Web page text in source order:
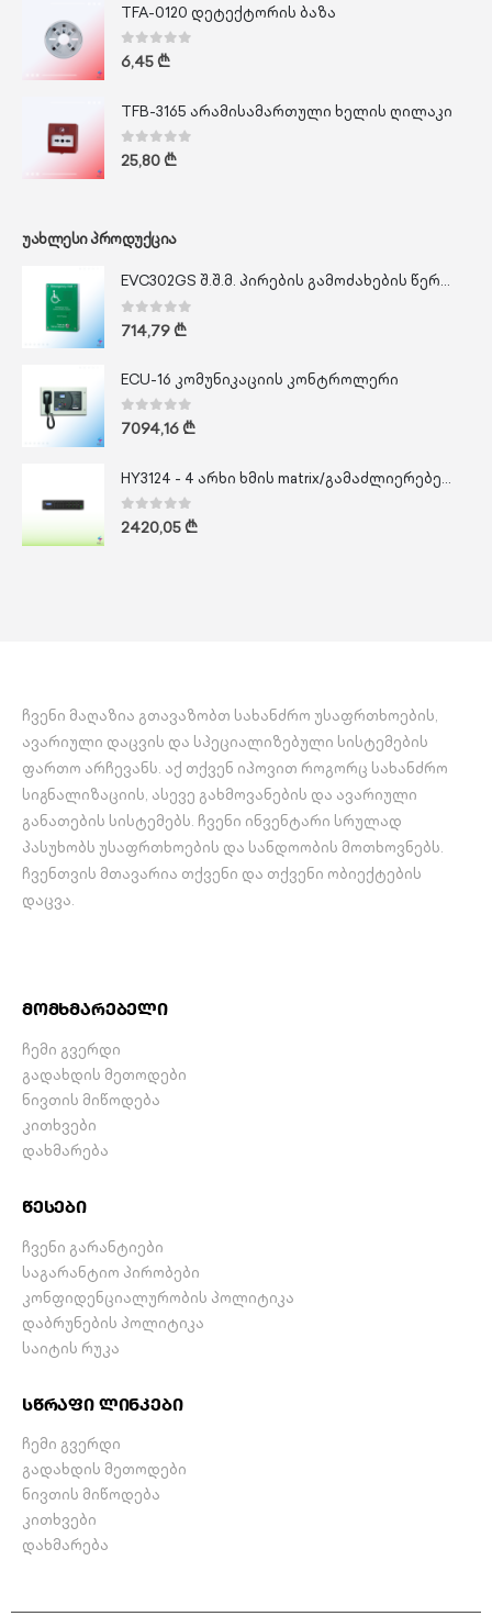
TFA-0120 დეტექტორის ბაზა
0 out of 5
6,45₾
TFB-3165 არამისამართული ხელის ღილაკი
0out of 5
25,80₾
ᲣᲐᲮᲚᲔᲡᲘ ᲞᲠᲝᲓᲣᲥᲪᲘᲐ
EVC302GS შ.შ.მ. პირების გამოძახების წერტილი
0out of 5
714,79₾
ECU-16 კომუნიკაციის კონტროლერი
0out of 5
7094,16₾
HY3124 - 4 არხი ხმის matrix/გამაძლიერებელი 20 VAC
0 out of 5
2420,05₾
ჩვენი მაღაზია გთავაზობთ სახანძრო უსაფრთხოების,
ავარიული დაცვის და სპეციალიზებული სისტემების
ფართო არჩევანს. აქ თქვენ იპოვით როგორც სახანძრო
სიგნალიზაციის, ასევე გახმოვანების და ავარიული
განათების სისტემებს. ჩვენი ინვენტარი სრულად
პასუხობს უსაფრთხოების და სანდოობის მოთხოვნებს.
ჩვენთვის მთავარია თქვენი და თქვენი ობიექტების
დაცვა.
მომხმარებელი
ჩემი გვერდი
გადახდის მეთოდები
ნივთის მიწოდება
კითხვები
დახმარება
წესები
ჩვენი გარანტიები
საგარანტიო პირობები
კონფიდენციალურობის პოლიტიკა
დაბრუნების პოლიტიკა
საიტის რუკა
სწრაფი ლინკები
ჩემი გვერდი
გადახდის მეთოდები
ნივთის მიწოდება
კითხვები
დახმარება